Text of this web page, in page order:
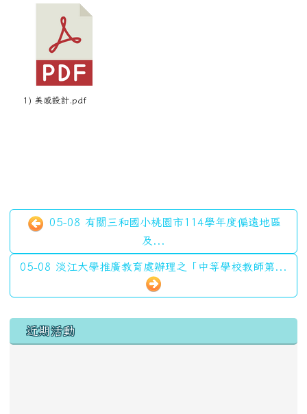
1) 美感設計.pdf
05-08 有關三和國小桃園市114學年度偏遠地區
及...
05-08 淡江大學推廣教育處辦理之「中等學校教師第...
左邊區域內容
近期活動